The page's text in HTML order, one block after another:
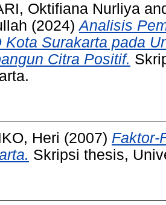
Oktifiana Nurliya
(2024)Analisis
Kota Surakarta pada
Citra Positif.
Heri (2007) Faktor-
Skripsi thesis,